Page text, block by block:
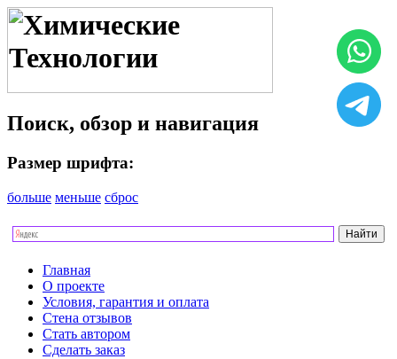
Поиск, обзор и навигация
Размер шрифта:
больше меньше сброс
Главная
О проекте
Условия, гарантия и оплата
Стена отзывов
Стать автором
Сделать заказ